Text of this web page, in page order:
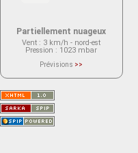
Partiellement nuageux
Vent : 3 km/h - nord-est
Pression : 1023 mbar
Prévisions >>
actuellement aucune prévision
Saint-Nom.
Veuillez consulter le message du
service ci-dessous.
(401 - Invalid API key. Please see
https://openweathermap.org/faq#error401